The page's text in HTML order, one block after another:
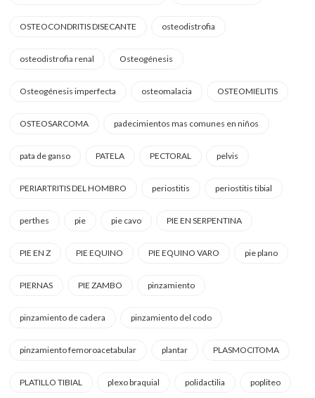
OSTEOCONDRITIS DISECANTE osteodistrofia
osteodistrofia renal Osteogénesis
Osteogénesis imperfecta osteomalacia OSTEOMIELITIS
OSTEOSARCOMA padecimientos mas comunes en niños
pata de ganso PATELA PECTORAL pelvis
PERIARTRITIS DEL HOMBRO periostitis periostitis tibial
perthes pie pie cavo PIE EN SERPENTINA
PIE EN Z PIE EQUINO PIE EQUINO VARO pie plano
PIERNAS PIE ZAMBO pinzamiento
pinzamiento de cadera pinzamiento del codo
pinzamiento femoroacetabular plantar PLASMOCITOMA
PLATILLO TIBIAL plexo braquial polidactilia popliteo